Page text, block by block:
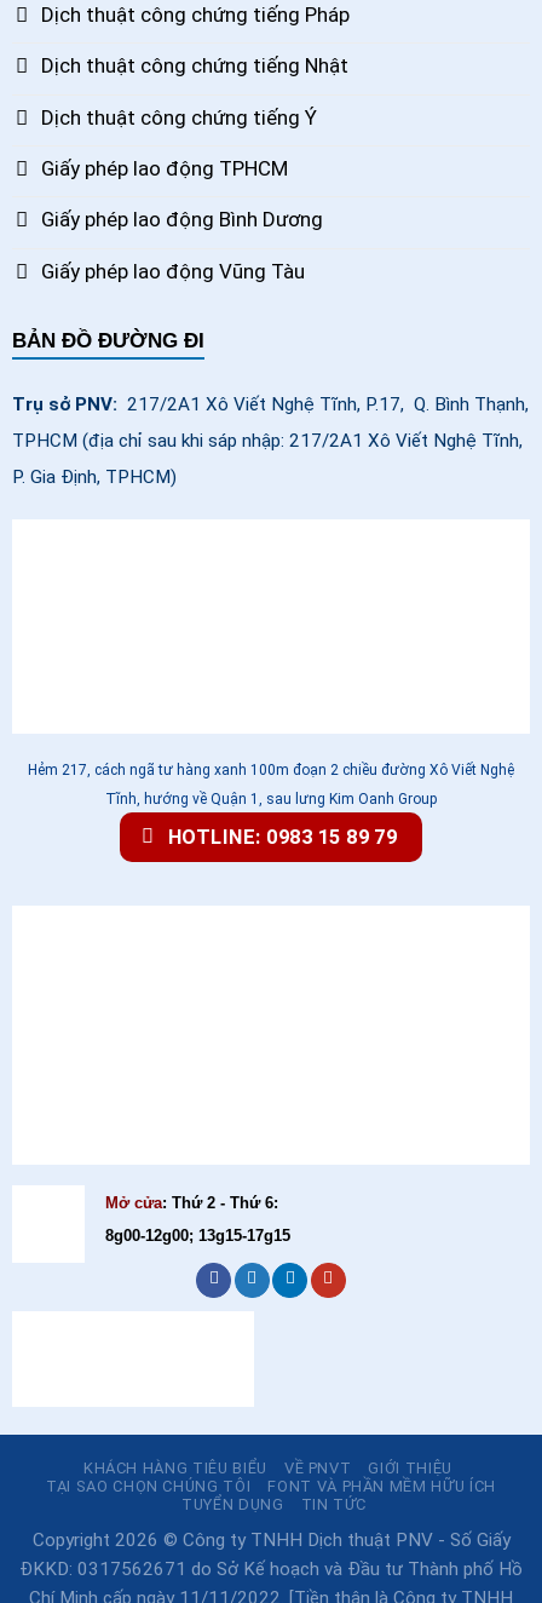
Dịch thuật công chứng tiếng Pháp
Dịch thuật công chứng tiếng Nhật
Dịch thuật công chứng tiếng Ý
Giấy phép lao động TPHCM
Giấy phép lao động Bình Dương
Giấy phép lao động Vũng Tàu
BẢN ĐỒ ĐƯỜNG ĐI
Trụ sở PNV: 217/2A1 Xô Viết Nghệ Tĩnh, P.17, Q. Bình Thạnh,
TPHCM (địa chỉ sau khi sáp nhập: 217/2A1 Xô Viết Nghệ Tĩnh,
P. Gia Định, TPHCM)
Hẻm 217, cách ngã tư hàng xanh 100m đoạn 2 chiều đường Xô Viết Nghệ
Tĩnh, hướng về Quận 1, sau lưng Kim Oanh Group
HOTLINE: 0983 15 89 79
Mở cửa: Thứ 2 - Thứ 6:
8g00-12g00; 13g15-17g15
KHÁCH HÀNG TIÊU BIỂU VỀ PNVT
GIỚI THIỆU
TẠI SAO CHỌN CHÚNG TÔI
FONT VÀ PHẦN MỀM HỮU ÍCH
TUYỂN DỤNG
TIN TỨC
Copyright 2026 © Công ty TNHH Dịch thuật PNV - Số Giấy
ĐKKD: 0317562671 do Sở Kế hoạch và Đầu tư Thành phố Hồ
Chí Minh cấp ngày 11/11/2022. [Tiền thân là Công ty TNHH